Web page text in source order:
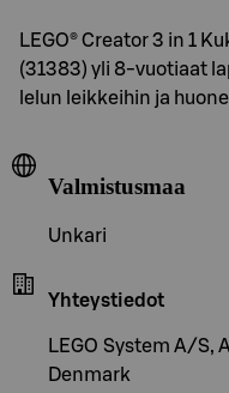
LEGO® Creator 3 in 1
(31383) yli 8-vuotiaat
lelun leikkeihin ja
Valmistusmaa
Unkari
Yhteystiedot
LEGO System A/S,
Denmark